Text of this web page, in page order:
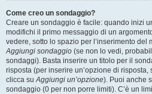
Come creo un sondaggio?
Creare un sondaggio è facile: quando inizi
modifichi il primo messaggio di un
vedere, sotto lo spazio per l’inserimento
Aggiungi sondaggio (se non lo vedi,
sondaggi). Basta inserire un titolo per il
risposta (per inserire un’opzione di risposta,
clicca suAggiungi un’opzione). Puoi anche
sondaggio (0 per non porre limiti). C’è un